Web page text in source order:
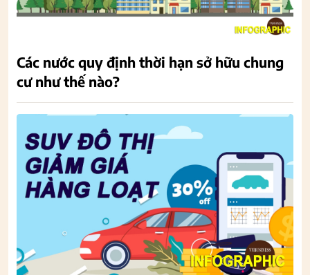
Các nước quy định thời hạn sở hữu chung
cư như thế nào?